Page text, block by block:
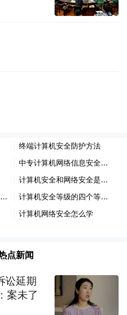
频215条，其中，由央视
播放量达百万。同时，
日通过新媒体平台进行
时的直播，观看人次破
美食文化和独特景色。
中心推出《跟着华表游
过跟着银幕经典游览青
直观的介绍青岛的电影
点新闻
讼延期
案未了